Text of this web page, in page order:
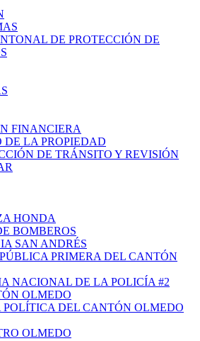
DE PROTECCIÓN DE
FINANCIERA
DE LA PROPIEDAD
DE TRÁNSITO Y REVISIÓN
HONDA
BOMBEROS
SAN ANDRÉS
PRIMERA DEL CANTÓN
NACIONAL DE LA POLICÍA #2
OLMEDO
POLÍTICA DEL CANTÓN OLMEDO
OLMEDO